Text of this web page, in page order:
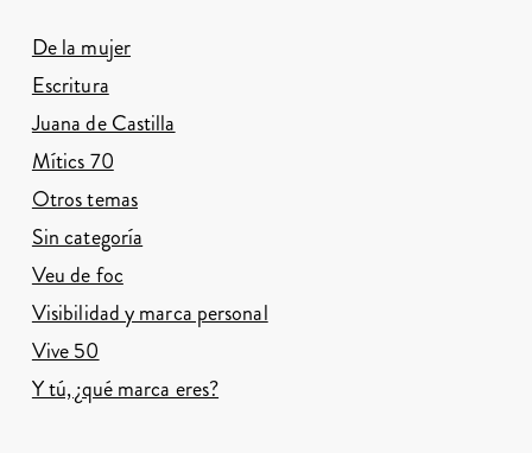
De la mujer
Escritura
Juana de Castilla
Mítics 70
Otros temas
Sin categoría
Veu de foc
Visibilidad y marca personal
Vive 50
Y tú, ¿qué marca eres?